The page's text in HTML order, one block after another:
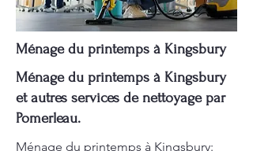
Ménage du printemps à Kingsbury
Ménage du printemps à Kingsbury
et autres services de nettoyage par
Pomerleau.
Ménage du printemps à Kingsbury: